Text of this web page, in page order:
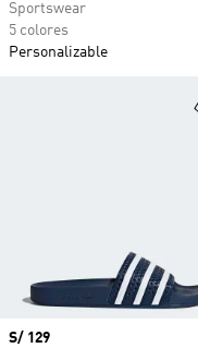
Sportswear
5 colores
Personalizable
Precio
S/ 129